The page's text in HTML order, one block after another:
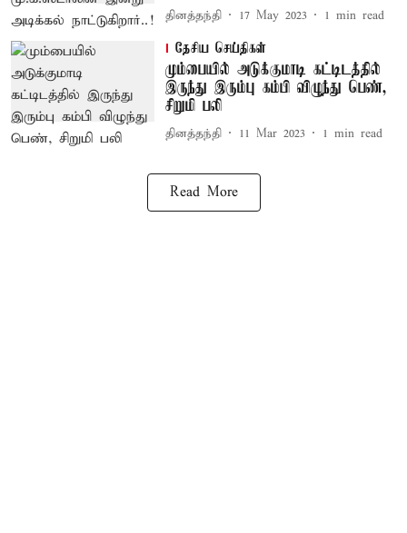
தினத்தந்தி 17 May 2023 1 min read
தேசிய செய்திகள்
மும்பையில் அடுக்குமாடி கட்டிடத்தில்
இருந்து இரும்பு கம்பி விழுந்து பெண்,
சிறுமி பலி
தினத்தந்தி 11 Mar 2023 1 min read
Read More